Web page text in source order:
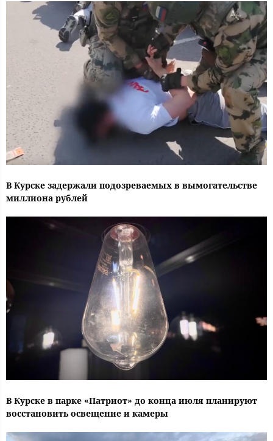
В Курске задержали подозреваемых в вымогательстве
миллиона рублей
В Курске в парке «Патриот» до конца июля планируют
восстановить освещение и камеры